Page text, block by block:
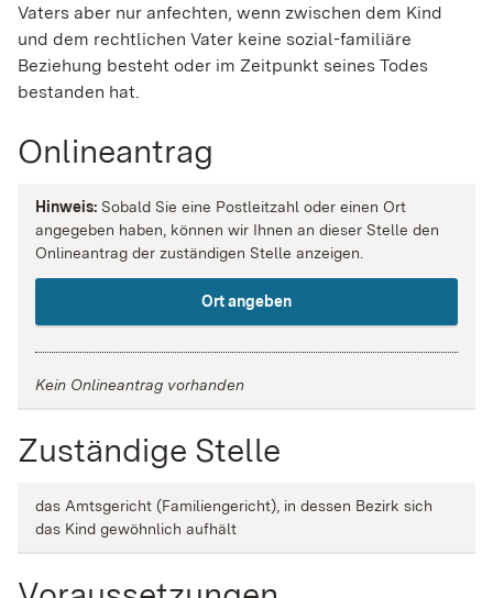
Vaters aber nur anfechten, wenn zwischen dem Kind
und dem rechtlichen Vater keine sozial-familiäre
Beziehung besteht oder im Zeitpunkt seines Todes
bestanden hat.
Onlineantrag
Hinweis: Sobald Sie eine Postleitzahl oder einen Ort
angegeben haben, können wir Ihnen an dieser Stelle den
Onlineantrag der zuständigen Stelle anzeigen.
Ort angeben
Kein Onlineantrag vorhanden
Zuständige Stelle
das Amtsgericht (Familiengericht), in dessen Bezirk sich
das Kind gewöhnlich aufhält